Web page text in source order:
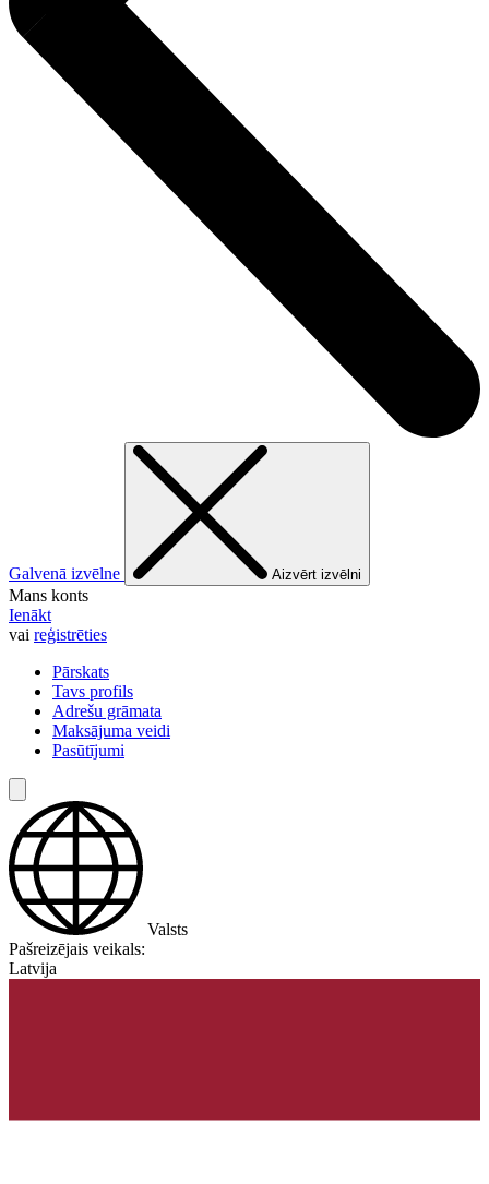
Galvenā izvēlne Aizvērt izvēlni
Mans konts
Ienākt
vai reģistrēties
Pārskats
Tavs profils
Adrešu grāmata
Maksājuma veidi
Pasūtījumi
Valsts
Pašreizējais veikals:
Latvija